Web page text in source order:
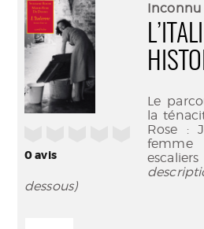
0avis
Inconnu
Le
la
Rose :
dessous)